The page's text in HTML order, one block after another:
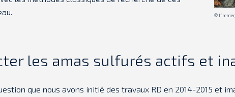
© Ifremer/
les amas sulfurés actifs et
que nous avons initié des travaux RD en 2014-2015 et